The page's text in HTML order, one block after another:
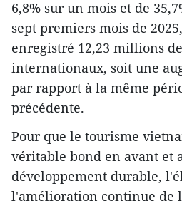
6,8% sur un mois et de
sept premiers mois de
enregistré 12,23 millions
internationaux, soit une
par rapport à la même
précédente.
Pour que le tourisme
véritable bond en avant et
développement durable,
l'amélioration continue de